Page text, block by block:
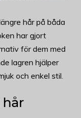
hår på båda
har gjort
för dem med
lagren hjälper
och enkel stil.